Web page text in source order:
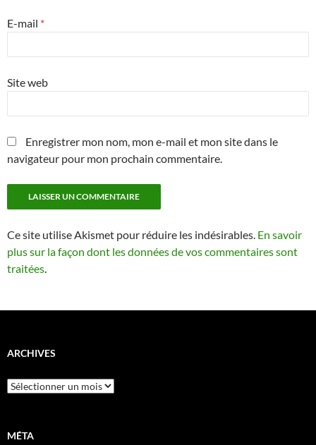
E-mail *
Site web
Enregistrer mon nom, mon e-mail et mon site dans le
navigateur pour mon prochain commentaire.
Ce site utilise Akismet pour réduire les indésirables. En savoir
plus sur la façon dont les données de vos commentaires sont
traitées.
ARCHIVES
Archives
MÉTA